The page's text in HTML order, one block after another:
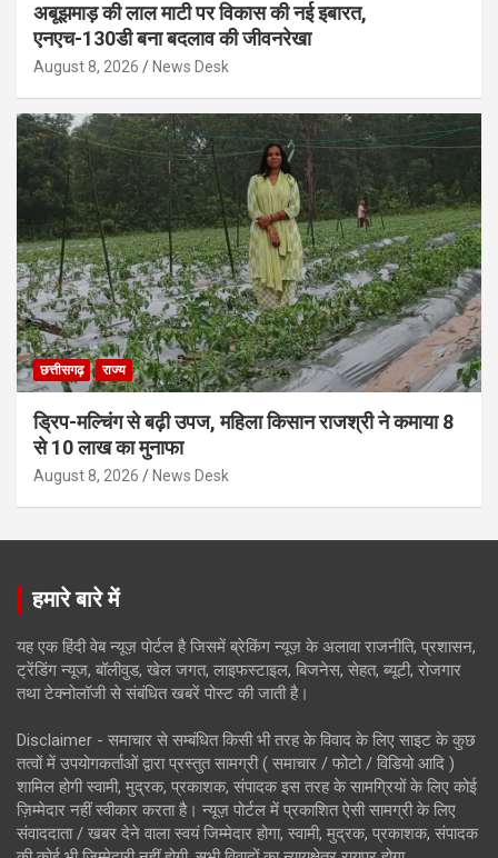
अबूझमाड़ की लाल माटी पर विकास की नई इबारत,
एनएच-130डी बना बदलाव की जीवनरेखा
August 8, 2026 News Desk
छत्तीसगढ़ राज्य
ड्रिप-मल्चिंग से बढ़ी उपज, महिला किसान राजश्री ने कमाया 8
से 10 लाख का मुनाफा
August 8, 2026 News Desk
हमारे बारे में
यह एक हिंदी वेब न्यूज़ पोर्टल है जिसमें ब्रेकिंग न्यूज़ के अलावा राजनीति, प्रशासन,
ट्रेंडिंग न्यूज, बॉलीवुड, खेल जगत, लाइफस्टाइल, बिजनेस, सेहत, ब्यूटी, रोजगार
तथा टेक्नोलॉजी से संबंधित खबरें पोस्ट की जाती है।
Disclaimer - समाचार से सम्बंधित किसी भी तरह के विवाद के लिए साइट के कुछ
तत्वों में उपयोगकर्ताओं द्वारा प्रस्तुत सामग्री ( समाचार / फोटो / विडियो आदि )
शामिल होगी स्वामी, मुद्रक, प्रकाशक, संपादक इस तरह के सामग्रियों के लिए कोई
ज़िम्मेदार नहीं स्वीकार करता है। न्यूज़ पोर्टल में प्रकाशित ऐसी सामग्री के लिए
संवाददाता / खबर देने वाला स्वयं जिम्मेदार होगा, स्वामी, मुद्रक, प्रकाशक, संपादक